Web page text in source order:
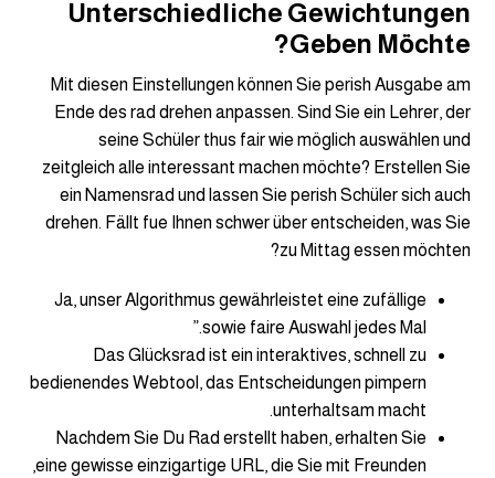
Unterschiedliche Gewichtungen
Geben Möchte?
Mit diesen Einstellungen können Sie perish Ausgabe am
Ende des rad drehen anpassen. Sind Sie ein Lehrer, der
seine Schüler thus fair wie möglich auswählen und
zeitgleich alle interessant machen möchte? Erstellen Sie
ein Namensrad und lassen Sie perish Schüler sich auch
drehen. Fällt fue Ihnen schwer über entscheiden, was Sie
zu Mittag essen möchten?
Ja, unser Algorithmus gewährleistet eine zufällige
sowie faire Auswahl jedes Mal.”
Das Glücksrad ist ein interaktives, schnell zu
bedienendes Webtool, das Entscheidungen pimpern
unterhaltsam macht.
Nachdem Sie Du Rad erstellt haben, erhalten Sie
eine gewisse einzigartige URL, die Sie mit Freunden,